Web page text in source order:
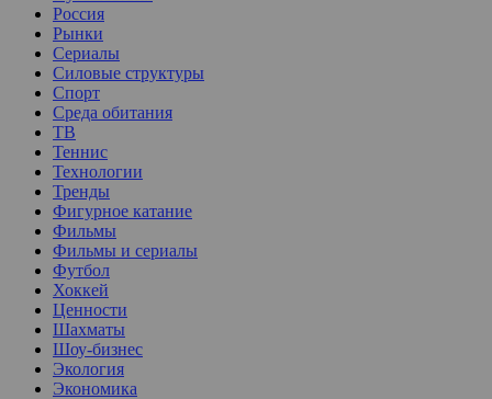
Россия
Рынки
Сериалы
Силовые структуры
Спорт
Среда обитания
ТВ
Теннис
Технологии
Тренды
Фигурное катание
Фильмы
Фильмы и сериалы
Футбол
Хоккей
Ценности
Шахматы
Шоу-бизнес
Экология
Экономика